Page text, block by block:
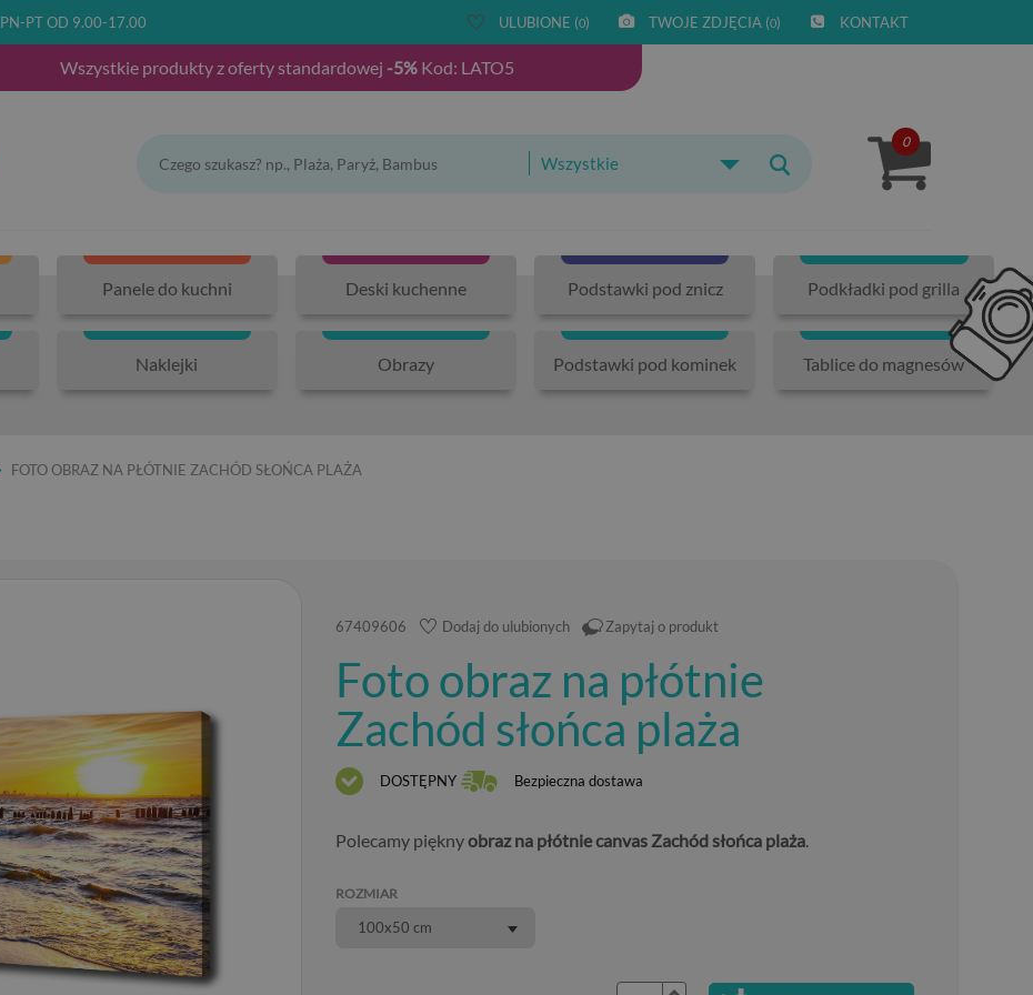
PN-PT OD 9.00-17.00 ULUBIONE (0) TWOJE ZDJĘCIA (0) KONTAKT
Wszystkie produkty z oferty standardowej -5%Kod: LATO5
Wszystkie
0
Panele do kuchni Deski kuchenne Podstawki pod znicz Podkładki pod grilla
Naklejki Obrazy Podstawki pod kominek Tablice do magnesów
FOTO OBRAZ NA PŁÓTNIE ZACHÓD SŁOŃCA PLAŻA
67409606 Dodaj do ulubionych Zapytaj o produkt
Foto obraz na płótnie
Zachód słońca plaża
DOSTĘPNY Bezpieczna dostawa
Polecamy pięknyobraz na płótnie canvas Zachód słońca plaża.
ROZMIAR
100x50 cm